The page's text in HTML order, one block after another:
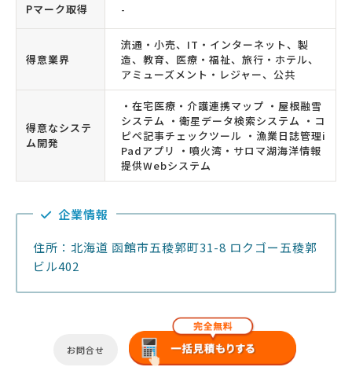
Pマーク取得 -
得意業界
流通・小売、IT・インターネット、製
造、教育、医療・福祉、旅行・ホテル、
アミューズメント・レジャー、公共
得意なシステ
ム開発
・在宅医療・介護連携マップ ・屋根融雪
システム ・衛星データ検索システム ・コ
ピペ記事チェックツール ・漁業日誌管理i
Padアプリ ・噴火湾・サロマ湖海洋情報
提供Webシステム
企業情報
住所：北海道 函館市五稜郭町31-8 ロクゴー五稜郭
ビル402
お問合せ